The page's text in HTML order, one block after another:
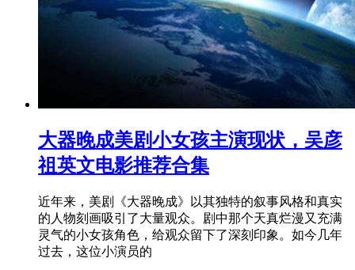
大器晚成美剧小女孩主演现状，吴彦
祖英文电影推荐合集
近年来，美剧《大器晚成》以其独特的叙事风格和真实
的人物刻画吸引了大量观众。剧中那个天真烂漫又充满
灵气的小女孩角色，给观众留下了深刻印象。如今几年
过去，这位小演员的